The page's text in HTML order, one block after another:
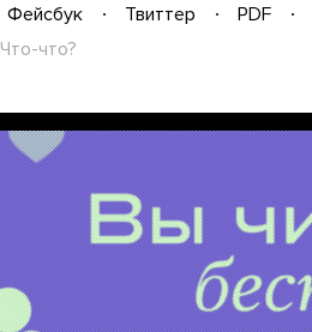
Фейсбук Твиттер PDF
Что-что?